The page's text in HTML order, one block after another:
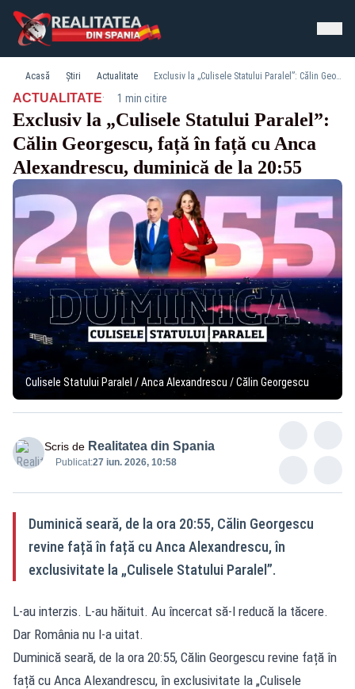
Acasă Știri Actualitate Exclusiv la „Culisele Statului Paralel”: Călin Georgescu, față în față cu Anca Alexandrescu, duminică de la 20:55
ACTUALITATE· 1 min citire
Exclusiv la „Culisele Statului Paralel”:
Călin Georgescu, față în față cu Anca
Alexandrescu, duminică de la 20:55
Culisele Statului Paralel / Anca Alexandrescu / Călin Georgescu
Scris de Realitatea din Spania
Publicat:27 iun. 2026, 10:58
Duminică seară, de la ora 20:55, Călin Georgescu
revine față în față cu Anca Alexandrescu, în
exclusivitate la „Culisele Statului Paralel”.
L-au interzis. L-au hăituit. Au încercat să-l reducă la tăcere.
Dar România nu l-a uitat.
Duminică seară, de la ora 20:55, Călin Georgescu revine față în
față cu Anca Alexandrescu, în exclusivitate la „Culisele